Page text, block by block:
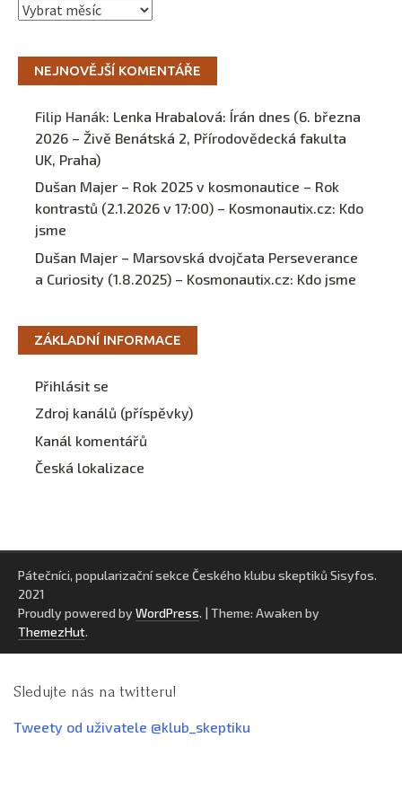
Archivy
NEJNOVĚJŠÍ KOMENTÁŘE
Filip Hanák: Lenka Hrabalová: Írán dnes (6. března
2026 – Živě Benátská 2, Přírodovědecká fakulta
UK, Praha)
Dušan Majer – Rok 2025 v kosmonautice – Rok
kontrastů (2.1.2026 v 17:00) – Kosmonautix.cz: Kdo
jsme
Dušan Majer – Marsovská dvojčata Perseverance
a Curiosity (1.8.2025) – Kosmonautix.cz: Kdo jsme
ZÁKLADNÍ INFORMACE
Přihlásit se
Zdroj kanálů (příspěvky)
Kanál komentářů
Česká lokalizace
Pátečníci, popularizační sekce Českého klubu skeptiků Sisyfos.
2021
Proudly powered by WordPress. | Theme: Awaken by
ThemezHut.
Sledujte nás na twitteru!
Tweety od uživatele @klub_skeptiku